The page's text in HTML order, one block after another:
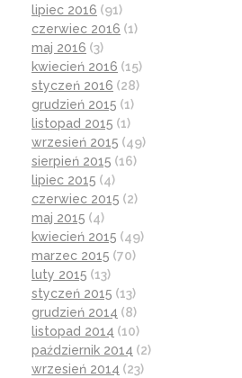
lipiec 2016 (91)
czerwiec 2016 (1)
maj 2016 (3)
kwiecień 2016 (15)
styczeń 2016 (28)
grudzień 2015 (1)
listopad 2015 (1)
wrzesień 2015 (49)
sierpień 2015 (16)
lipiec 2015 (4)
czerwiec 2015 (2)
maj 2015 (4)
kwiecień 2015 (49)
marzec 2015 (70)
luty 2015 (13)
styczeń 2015 (13)
grudzień 2014 (8)
listopad 2014 (10)
październik 2014 (2)
wrzesień 2014 (23)